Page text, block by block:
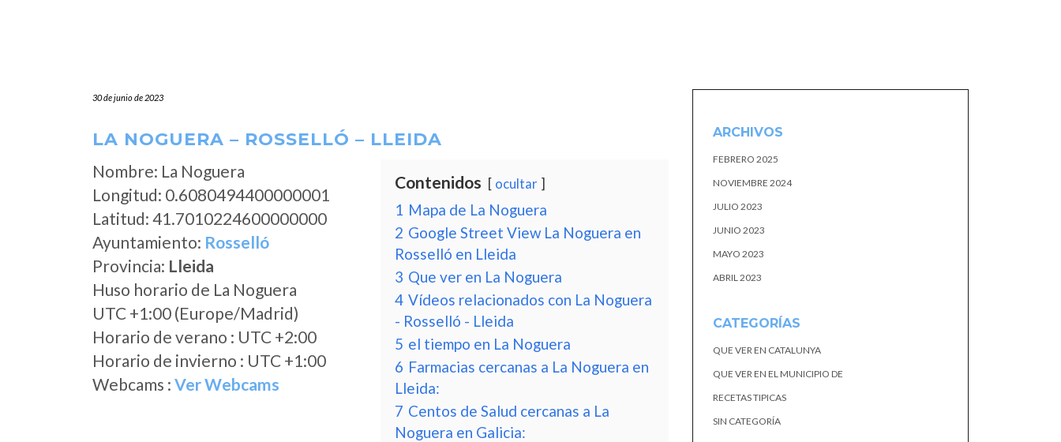
30 de junio de 2023
LA NOGUERA – ROSSELLÓ – LLEIDA
Nombre: La Noguera
Longitud: 0.6080494400000001
Latitud: 41.7010224600000000
Ayuntamiento: Rosselló
Provincia: Lleida
Huso horario de La Noguera
UTC +1:00 (Europe/Madrid)
Horario de verano : UTC +2:00
Horario de invierno : UTC +1:00
Webcams : Ver Webcams
Contenidos ocultar
1 Mapa de La Noguera
2 Google Street View La Noguera en
Rosselló en Lleida
3 Que ver en La Noguera
4 Vídeos relacionados con La Noguera
- Rosselló - Lleida
5 el tiempo en La Noguera
6 Farmacias cercanas a La Noguera en
Lleida:
7 Centos de Salud cercanas a La
Noguera en Galicia:
ARCHIVOS
FEBRERO 2025
NOVIEMBRE 2024
JULIO 2023
JUNIO 2023
MAYO 2023
ABRIL 2023
CATEGORÍAS
QUE VER EN CATALUNYA
QUE VER EN EL MUNICIPIO DE
RECETAS TIPICAS
SIN CATEGORÍA